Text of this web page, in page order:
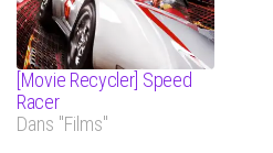
[Movie Recycler] Speed
Racer
Dans "Films"